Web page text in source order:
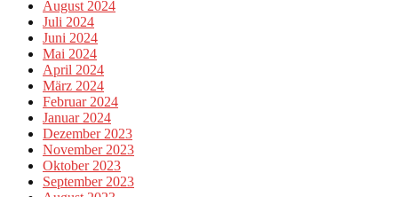
August 2024
Juli 2024
Juni 2024
Mai 2024
April 2024
März 2024
Februar 2024
Januar 2024
Dezember 2023
November 2023
Oktober 2023
September 2023